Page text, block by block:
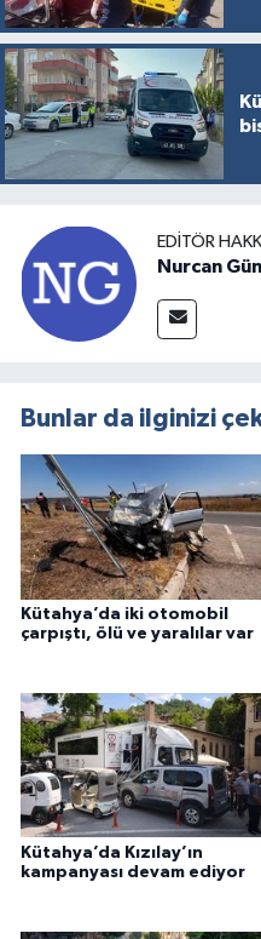
EDITÖR
Nurcan
Bunlar da ilginizi
Kütahya’da iki otomobil
çarpıştı, ölü ve yaralılar var
Kütahya’da Kızılay’ın
kampanyası devam ediyor